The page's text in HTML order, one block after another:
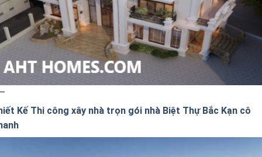
Kế Thi công xây nhà trọn gói nhà Biệt Thự Bắc Kạn cô